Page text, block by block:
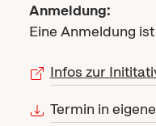
Anmeldung:
Eine Anmeldung
Infos zur
Termin in